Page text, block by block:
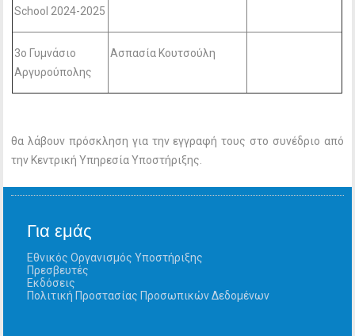
School 2024-2025
3o Γυμνάσιο
Αργυρούπολης
Ασπασία Κουτσούλη
θα λάβουν πρόσκληση για την εγγραφή τους στο συνέδριο από
την Κεντρική Υπηρεσία Υποστήριξης.
Για εμάς
Εθνικός Οργανισμός Υποστήριξης
Πρεσβευτές
Εκδόσεις
Πολιτική Προστασίας Προσωπικών Δεδομένων